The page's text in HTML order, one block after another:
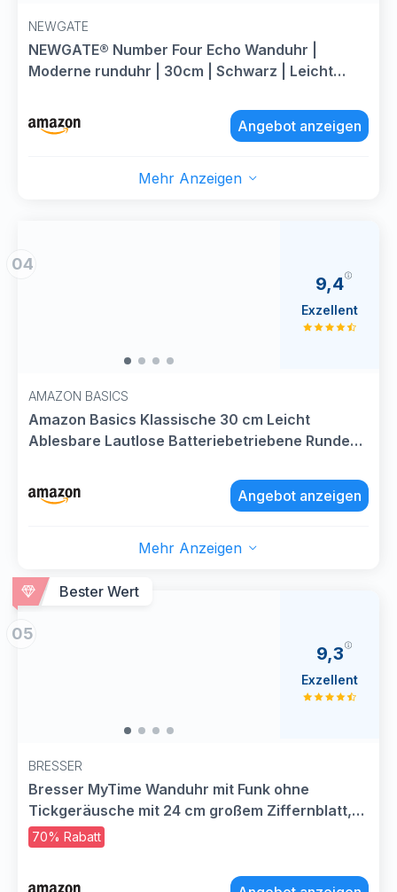
NEWGATE
NEWGATE® Number Four Echo Wanduhr |
Moderne runduhr | 30cm | Schwarz | Leicht
oder büro
Angebot anzeigen
Mehr Anzeigen
04
AMAZON BASICS
Amazon Basics Klassische 30 cm Leicht
Ablesbare Lautlose Batteriebetriebene Runde
9,4
Exzellent
Angebot anzeigen
Mehr Anzeigen
Bester Wert
05
BRESSER
Bresser MyTime Wanduhr mit Funk ohne
Tickgeräusche mit 24 cm großem Ziffernblatt,
LED Sekundenanzeige, Innentemperatur und
geräuschlosem Funkuhrwerk, schwarz
70% Rabatt
9,3
Exzellent